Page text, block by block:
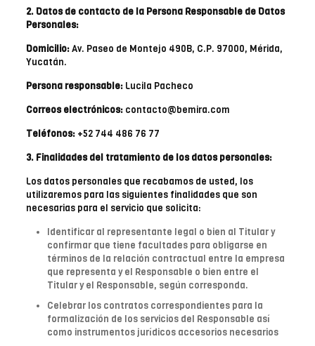
2. Datos de contacto de la Persona Responsable de Datos
Personales:
Domicilio:Av. Paseo de Montejo 490B, C.P. 97000, Mérida,
Yucatán.
Persona responsable:Lucila Pacheco
Correos electrónicos:contacto@bemira.com
Teléfonos:+52 744 486 76 77
3. Finalidades del tratamiento de los datos personales:
Los datos personales que recabamos de usted, los
utilizaremos para las siguientes finalidades que son
necesarias para el servicio que solicita:
Identificar al representante legal o bien al Titular y
confirmar que tiene facultades para obligarse en
términos de la relación contractual entre la empresa
que representa y el Responsable o bien entre el
Titular y el Responsable, según corresponda.
Celebrar los contratos correspondientes para la
formalización de los servicios del Responsable así
como instrumentos jurídicos accesorios necesarios